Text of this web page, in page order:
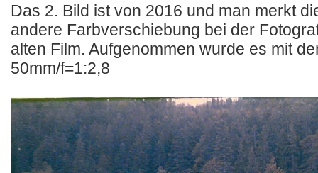
Das 2. Bild ist von 2016 und man merkt
andere Farbverschiebung bei der
alten Film. Aufgenommen wurde es mit
50mm/f=1:2,8